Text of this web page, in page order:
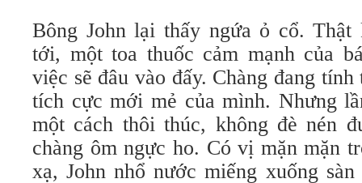
Bông John lại thấy ngứa ỏ cổ. Thật
tới, một toa thuốc cảm mạnh của
việc sẽ đâu vào đấy. Chàng đang
tích cực mới mẻ của mình. Nhưng
một cách thôi thúc, không đè nén
chàng ôm ngực ho. Có vị mặn mặn
xạ, John nhổ nước miếng xuống